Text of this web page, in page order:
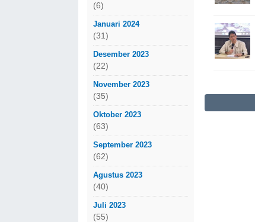
(6)
Januari 2024
(31)
Desember 2023
(22)
November 2023
(35)
Oktober 2023
(63)
September 2023
(62)
Agustus 2023
(40)
Juli 2023
(55)